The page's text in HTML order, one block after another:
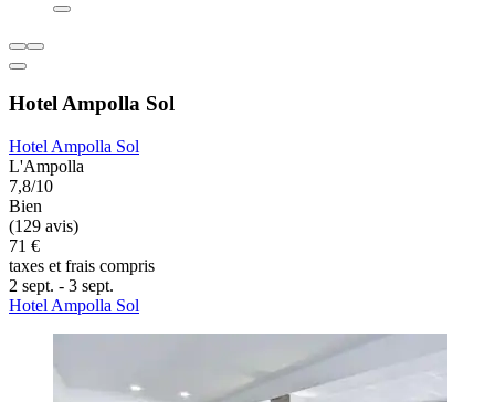
Hotel Ampolla Sol
Hotel Ampolla Sol
L'Ampolla
7,8/10
Bien
(129 avis)
71 €
taxes et frais compris
2 sept. - 3 sept.
Hotel Ampolla Sol